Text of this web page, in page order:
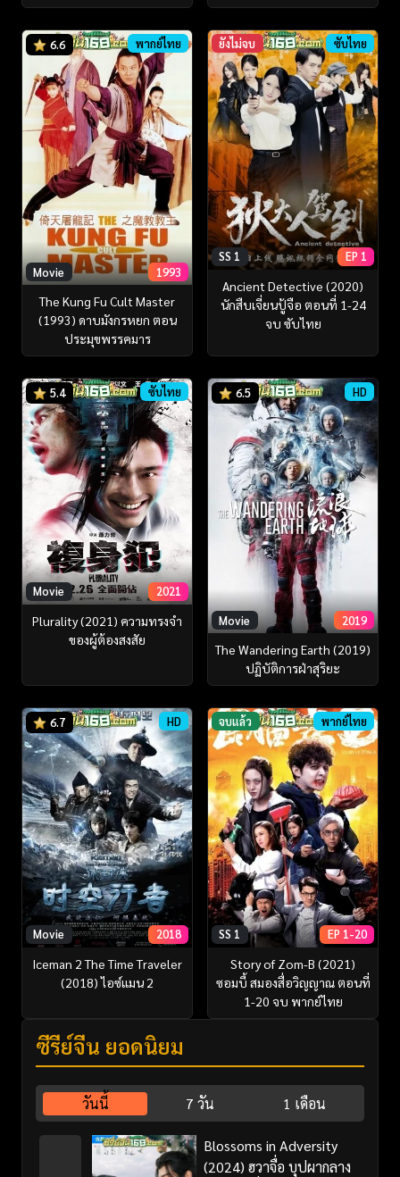
6.6 พากย์ไทย
Movie 1993
The Kung Fu Cult Master
(1993) ดาบมังกรหยก ตอน
ประมุขพรรคมาร
ยังไม่จบ ซับไทย
SS 1 EP 1
Ancient Detective (2020)
นักสืบเจี่ยนปู้จือ ตอนที่ 1-24
จบ ซับไทย
5.4 ซับไทย
Movie 2021
Plurality (2021) ความทรงจำ
ของผู้ต้องสงสัย
6.5 HD
Movie 2019
The Wandering Earth (2019)
ปฏิบัติการฝ่าสุริยะ
6.7 HD
Movie 2018
Iceman 2 The Time Traveler
(2018) ไอซ์แมน 2
จบแล้ว พากย์ไทย
SS 1 EP 1-20
Story of Zom-B (2021)
ซอมบี้ สมองสื่อวิญญาณ ตอนที่
1-20 จบ พากย์ไทย
ซีรี่ย์จีน ยอดนิยม
วันนี้ 7 วัน 1 เดือน
Blossoms in Adversity
(2024) ฮวาจื่อ บุปผากลาง